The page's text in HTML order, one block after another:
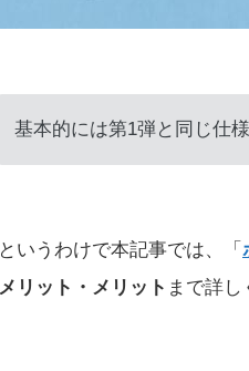
基本的には第1弾と同じ仕
というわけで本記事では、「
メリット・メリット まで詳し